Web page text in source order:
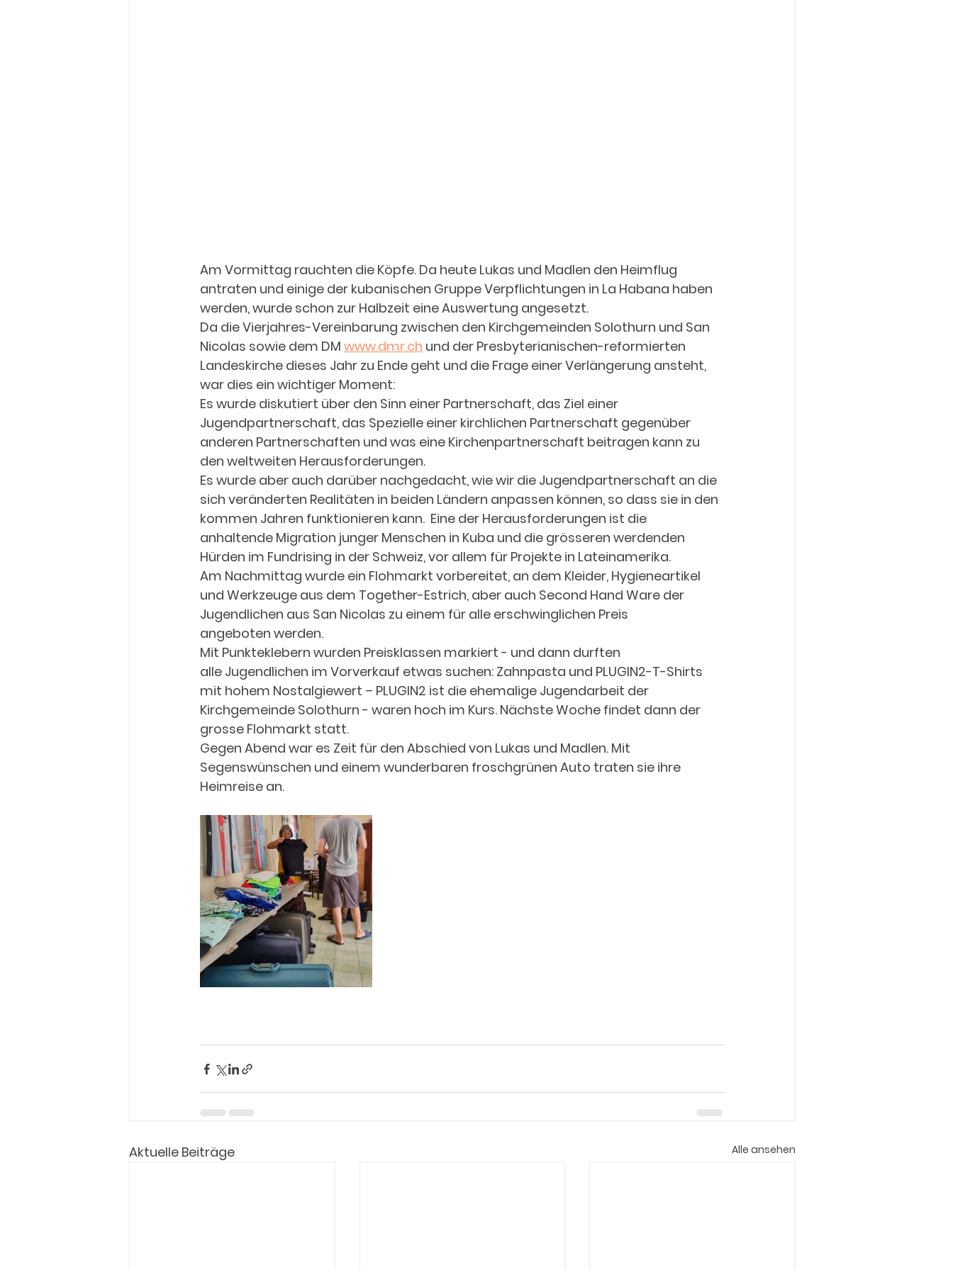
Am Vormittag rauchten die Köpfe. Da heute Lukas und Madlen den Heimflug
antraten und einige der kubanischen Gruppe Verpflichtungen in La Habana haben
werden, wurde schon zur Halbzeit eine Auswertung angesetzt.
Da die Vierjahres-Vereinbarung zwischen den Kirchgemeinden Solothurn und San
Nicolas sowie dem DM www.dmr.ch und der Presbyterianischen-reformierten
Landeskirche dieses Jahr zu Ende geht und die Frage einer Verlängerung ansteht,
war dies ein wichtiger Moment:
Es wurde diskutiert über den Sinn einer Partnerschaft, das Ziel einer
Jugendpartnerschaft, das Spezielle einer kirchlichen Partnerschaft gegenüber
anderen Partnerschaften und was eine Kirchenpartnerschaft beitragen kann zu
den weltweiten Herausforderungen.
Es wurde aber auch darüber nachgedacht, wie wir die Jugendpartnerschaft an die
sich veränderten Realitäten in beiden Ländern anpassen können, so dass sie in den
kommen Jahren funktionieren kann.  Eine der Herausforderungen ist die
anhaltende Migration junger Menschen in Kuba und die grösseren werdenden
Hürden im Fundrising in der Schweiz, vor allem für Projekte in Lateinamerika.
Am Nachmittag wurde ein Flohmarkt vorbereitet, an dem Kleider, Hygieneartikel
und Werkzeuge aus dem Together-Estrich, aber auch Second Hand Ware der
Jugendlichen aus San Nicolas zu einem für alle erschwinglichen Preis
angeboten werden.
Mit Punkteklebern wurden Preisklassen markiert - und dann durften
alle Jugendlichen im Vorverkauf etwas suchen: Zahnpasta und PLUGIN2-T-Shirts
mit hohem Nostalgiewert – PLUGIN2 ist die ehemalige Jugendarbeit der
Kirchgemeinde Solothurn - waren hoch im Kurs. Nächste Woche findet dann der
grosse Flohmarkt statt.
Gegen Abend war es Zeit für den Abschied von Lukas und Madlen. Mit
Segenswünschen und einem wunderbaren froschgrünen Auto traten sie ihre
Heimreise an.
Aktuelle Beiträge Alle ansehen